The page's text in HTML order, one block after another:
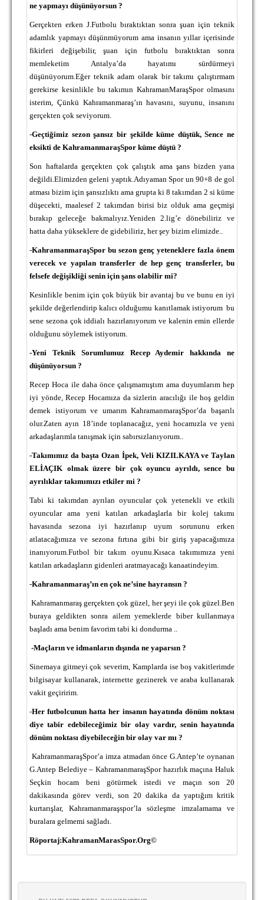
ne yapmayı düşünüyorsun ?
Gerçekten erken J .Futbolu bıraktıktan sonra şuan için teknik
adamlık yapmayı düşünmüyorum ama insanın yıllar içerisinde
fikirleri değişebilir, şuan için futbolu bıraktıktan sonra
memleketim Antalya’da hayatımı sürdürmeyi
düşünüyorum.Eğer teknik adam olarak bir takımı çalıştırmam
gerekirse kesinlikle bu takımın KahramanMaraşSpor olmasını
isterim, Çünkü Kahramanmaraş’ın havasını, suyunu, insanını
gerçekten çok seviyorum.
-Geçtiğimiz sezon şansız bir şekilde küme düştük, Sence ne
eksikti de KahramanmaraşSpor küme düştü ?
Son haftalarda gerçekten çok çalıştık ama şans bizden yana
değildi.Elimizden geleni yaptık.Adıyaman Spor un 90+8 de gol
atması bizim için şansızlıktı ama grupta ki 8 takımdan 2 si küme
düşecekti, maalesef 2 takımdan birisi biz olduk ama geçmişi
bırakıp geleceğe bakmalıyız.Yeniden 2.lig’e dönebiliriz ve
hatta daha yükseklere de gidebiliriz, her şey bizim elimizde..
-KahramanmaraşSpor bu sezon genç yeteneklere fazla önem
verecek ve yapılan transferler de hep genç transferler, bu
felsefe değişikliği senin için şans olabilir mi?
Kesinlikle benim için çok büyük bir avantaj bu ve bunu en iyi
şekilde değerlendirip kalıcı olduğumu kanıtlamak istiyorum bu
sene sezona çok iddialı hazırlanıyorum ve kalenin emin ellerde
olduğunu söylemek istiyorum.
-Yeni Teknik Sorumlumuz Recep Aydemir hakkında ne
düşünüyorsun ?
Recep Hoca ile daha önce çalışmamıştım ama duyumlarım hep
iyi yönde, Recep Hocamıza da sizlerin aracılığı ile hoş geldin
demek istiyorum ve umarım KahramanmaraşSpor’da başarılı
olur.Zaten ayın 18’inde toplanacağız, yeni hocamızla ve yeni
arkadaşlarımla tanışmak için sabırsızlanıyorum..
-Takımımız da başta Ozan İpek, Veli KIZILKAYA ve Taylan
ELİAÇIK olmak üzere bir çok oyuncu ayrıldı, sence bu
ayrılıklar takımımızı etkiler mi ?
Tabi ki takımdan ayrılan oyuncular çok yetenekli ve etkili
oyuncular ama yeni katılan arkadaşlarla bir kolej takımı
havasında sezona iyi hazırlanıp uyum sorununu erken
atlatacağımıza ve sezona fırtına gibi bir giriş yapacağımıza
inanıyorum.Futbol bir takım oyunu.Kısaca takımımıza yeni
katılan arkadaşların gidenleri aratmayacağı kanaatindeyim.
-Kahramanmaraş’ın en çok ne’sine hayransın ?
Kahramanmaraş gerçekten çok güzel, her şeyi ile çok güzel.Ben
buraya geldikten sonra ailem yemeklerde biber kullanmaya
başladı ama benim favorim tabi ki dondurma ..
-Maçların ve idmanların dışında ne yaparsın ?
Sinemaya gitmeyi çok severim, Kamplarda ise boş vakitlerimde
bilgisayar kullanarak, internette gezinerek ve araba kullanarak
vakit geçiririm.
-Her futbolcunun hatta her insanın hayatında dönüm noktası
diye tabir edebileceğimiz bir olay vardır, senin hayatında
dönüm noktası diyebileceğin bir olay var mı ?
KahramanmaraşSpor’a imza atmadan önce G.Antep’te oynanan
G.Antep Belediye – KahramanmaraşSpor hazırlık maçına Haluk
Seçkin hocam beni götürmek istedi ve maçın son 20
dakikasında görev verdi, son 20 dakika da yaptığım kritik
kurtarışlar, Kahramanmaraşspor’la sözleşme imzalamama ve
buralara gelmemi sağladı.
Röportaj:KahramanMarasSpor.Org©